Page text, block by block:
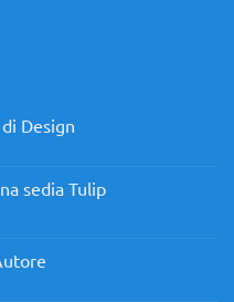
Design
sedia Tulip